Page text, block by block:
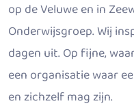
op de Veluwe en in
Onderwijsgroep. Wij
dagen uit. Op fijne,
een organisatie waar
en zichzelf mag zijn.